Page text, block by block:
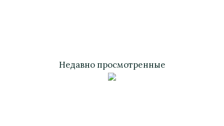
Недавно просмотренные